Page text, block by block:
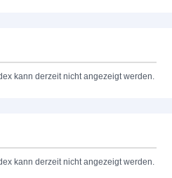
kann derzeit nicht angezeigt werden.
kann derzeit nicht angezeigt werden.